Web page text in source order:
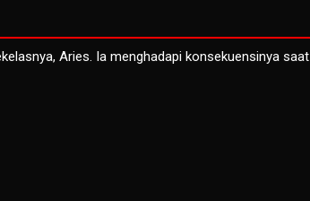
Aries. Ia menghadapi konsekuensinya saat